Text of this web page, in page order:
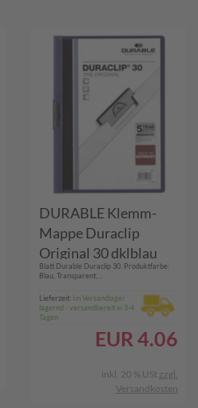
DURABLE Klemm-
Mappe Duraclip
Original 30 dklblau
(220007)
Blatt Durable Duraclip 30. Produktfarbe:
Blau, Transparent,...
Lieferzeit: Im Versandlager
lagernd - versandbereit in 3-4
Tagen
EUR 4.06
inkl. 20 % USt zzgl.
Versandkosten